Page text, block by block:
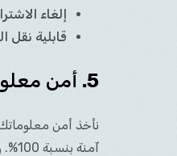
إلغاء
قابلية نقل
5. أمن
نأخذ أمن
آمنة بنسبة 100%. وعلى الرغم من أننا نسعى جاهدين لاستخدام وسائل مقبولة تجارياً لحماية معلوماتك الشخصية، إلا أننا لا نستطيع ضمان الأمان المطلق.